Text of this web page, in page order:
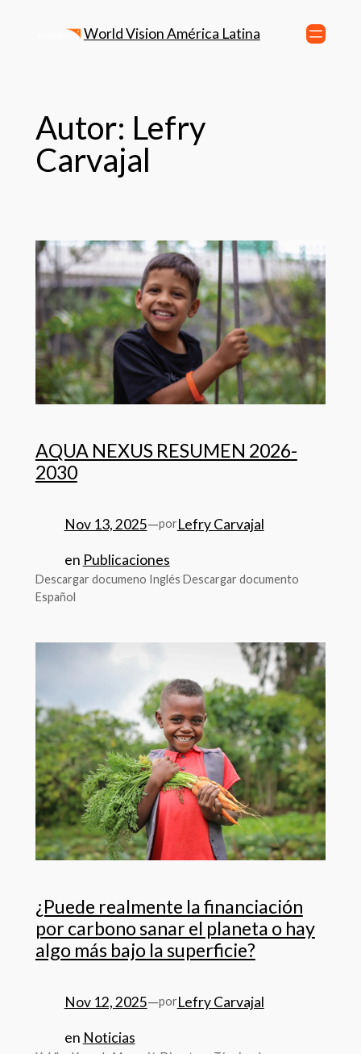
World Vision América Latina
Autor: Lefry
Carvajal
AQUA NEXUS RESUMEN 2026-
2030
Nov 13, 2025—porLefry Carvajal
en Publicaciones
Descargar documeno Inglés Descargar documento
Español
¿Puede realmente la financiación
por carbono sanar el planeta o hay
algo más bajo la superficie?
Nov 12, 2025—porLefry Carvajal
en Noticias